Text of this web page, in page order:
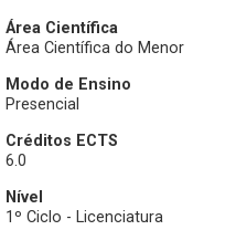
Área Científica
Área Científica do Menor
Modo de Ensino
Presencial
Créditos ECTS
6.0
Nível
1º Ciclo - Licenciatura